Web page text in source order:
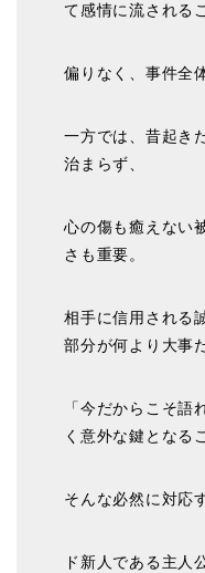
て感情に流される
偏りなく、事件全
一方では、昔起き
治まらず、
心の傷も癒えない
さも重要。
相手に信用される
部分が何より大事
「今だからこそ語
く意外な鍵となる
そんな必然に対応
ド新人である主人